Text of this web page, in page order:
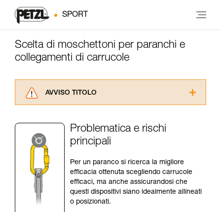
SPORT
Scelta di moschettoni per paranchi e
collegamenti di carrucole
AVVISO TITOLO
consultarlo. Dovete aver compreso le
informazioni dell’istruzione tecnica per poter
capire queste ulteriori informazioni.
La padronanza di queste tecniche richiede una
formazione ed un addestramento specifico.
Verificate con un professionista la vostra
capacità di rifare la manovra, da soli, in piena
sicurezza, prima di riprodurla autonomamente.
Problematica e rischi
principali
Per un paranco si ricerca la migliore
efficacia ottenuta scegliendo carrucole
efficaci, ma anche assicurandosi che
questi dispositivi siano idealmente allineati
o posizionati.